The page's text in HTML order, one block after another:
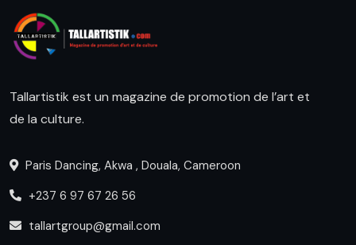
Tallartistik est un magazine de promotion de l’art et
de la culture.
Paris Dancing, Akwa , Douala, Cameroon
+237 6 97 67 26 56
tallartgroup@gmail.com